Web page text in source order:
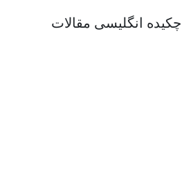
چکیده انگلیسی مقالات